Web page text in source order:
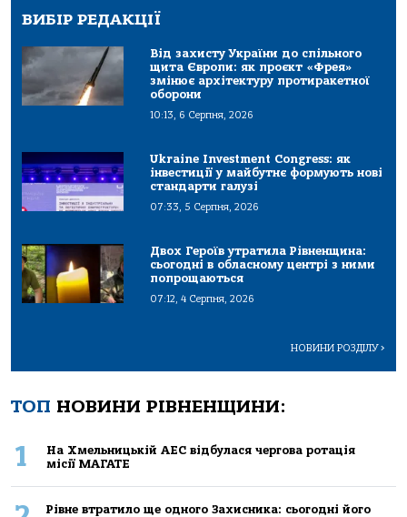
ВИБІР РЕДАКЦІЇ
Від захисту України до спільного
щита Європи: як проєкт «Фрея»
змінює архітектуру протиракетної
оборони
10:13, 6 Серпня, 2026
Ukraine Investment Congress: як
інвестиції у майбутнє формують нові
стандарти галузі
07:33, 5 Серпня, 2026
Двох Героїв утратила Рівненщина:
сьогодні в обласному центрі з ними
попрощаються
07:12, 4 Серпня, 2026
НОВИНИ РОЗДІЛУ>
ТОП НОВИНИ РІВНЕНЩИНИ:
1
На Хмельницькій АЕС відбулася чергова ротація
місії МАГАТЕ
Рівне втратило ще одного Захисника: сьогодні його